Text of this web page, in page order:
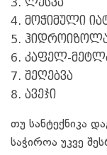
ლესვა
მოჭიმული
კაფელ-
შეღებვა
ავეჯი
თუ სანტექნიკა
საჭიროა უკვე